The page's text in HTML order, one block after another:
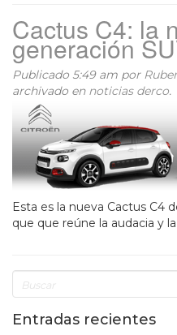
Cactus C4: la
generación
Publicado 5:49 am por
archivado en noticias derco.
Esta es la nueva Cactus C4
que que reúne la audacia y
Entradas recientes